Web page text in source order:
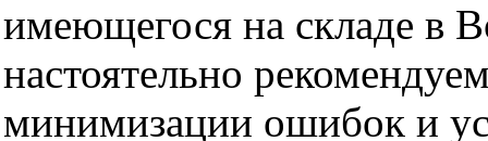
имеющегося на складе в
настоятельно
минимизации ошибок и